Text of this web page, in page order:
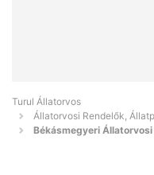
Turul Állatorvos
Állatorvosi Rendelők,
Békásmegyeri Állatorvosi